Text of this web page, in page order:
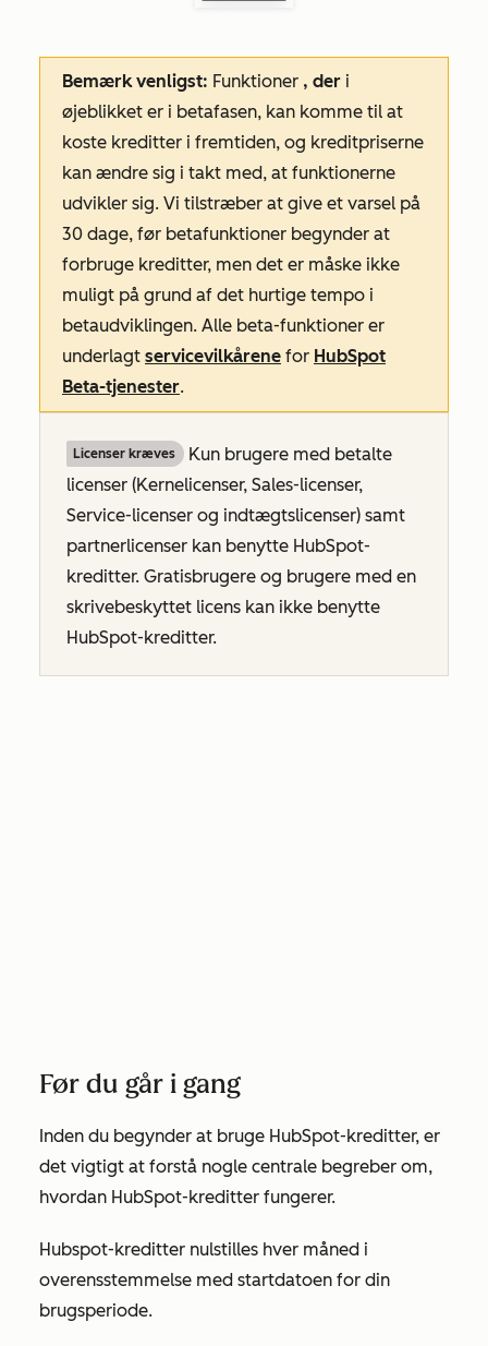
Bemærk venligst: Funktioner , der i
øjeblikket er i betafasen, kan komme til at
koste kreditter i fremtiden, og kreditpriserne
kan ændre sig i takt med, at funktionerne
udvikler sig. Vi tilstræber at give et varsel på
30 dage, før betafunktioner begynder at
forbruge kreditter, men det er måske ikke
muligt på grund af det hurtige tempo i
betaudviklingen. Alle beta-funktioner er
underlagt servicevilkårene for HubSpot
Beta-tjenester.
Licenser kræves
Kun brugere med betalte
licenser (Kernelicenser, Sales-licenser,
Service-licenser og indtægtslicenser) samt
partnerlicenser kan benytte HubSpot-
kreditter. Gratisbrugere og brugere med en
skrivebeskyttet licens kan ikke benytte
HubSpot-kreditter.
Før du går i gang
Inden du begynder at bruge HubSpot-kreditter, er
det vigtigt at forstå nogle centrale begreber om,
hvordan HubSpot-kreditter fungerer.
Hubspot-kreditter nulstilles hver måned i
overensstemmelse med startdatoen for din
brugsperiode.